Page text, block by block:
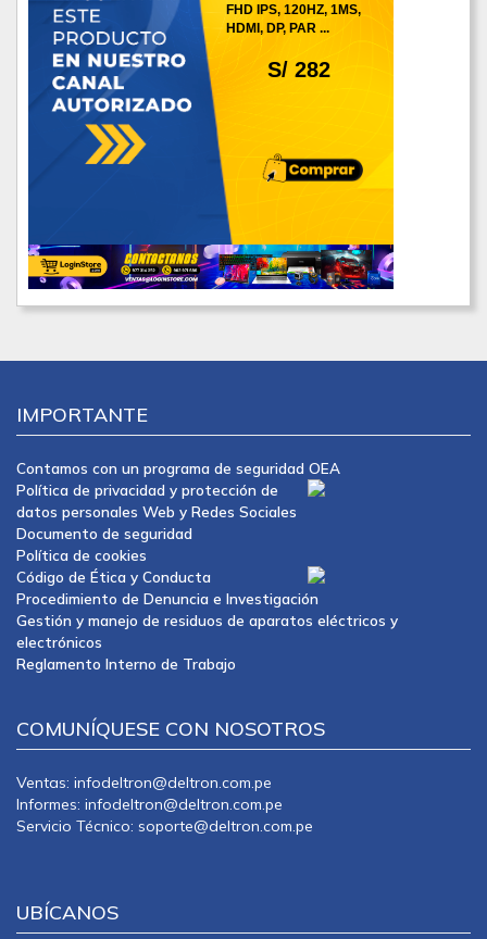
S/ 282
FHD IPS, 120HZ, 1MS,
HDMI, DP, PAR ...
IMPORTANTE
Contamos con un programa de seguridad OEA
Política de privacidad y protección de
datos personales Web y Redes Sociales
Documento de seguridad
Política de cookies
Código de Ética y Conducta
Procedimiento de Denuncia e Investigación
Gestión y manejo de residuos de aparatos eléctricos y
electrónicos
Reglamento Interno de Trabajo
COMUNÍQUESE CON NOSOTROS
Ventas: infodeltron@deltron.com.pe
Informes: infodeltron@deltron.com.pe
Servicio Técnico: soporte@deltron.com.pe
UBÍCANOS